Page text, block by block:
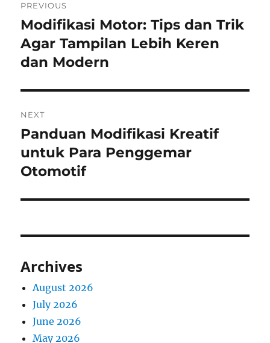
navigation
PREVIOUS
Previous
post:
Modifikasi Motor: Tips dan Trik
Agar Tampilan Lebih Keren
dan Modern
NEXT
Next
post:
Panduan Modifikasi Kreatif
untuk Para Penggemar
Otomotif
Archives
August 2026
July 2026
June 2026
May 2026